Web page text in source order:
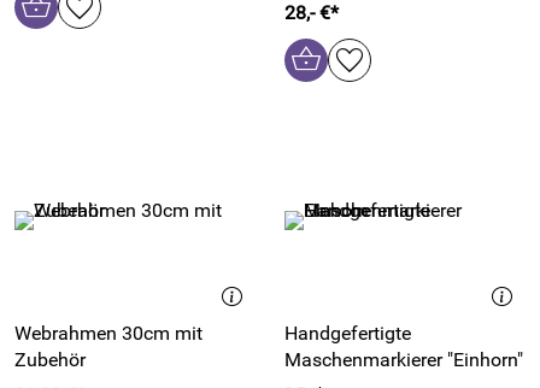
28,- €*
Webrahmen 30cm mit
Zubehör
Handgefertigte
Maschenmarkierer "Einhorn"